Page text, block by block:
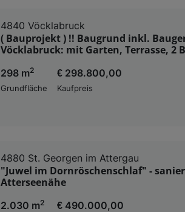
4840 Vöcklabruck
( Bauprojekt ) !! Baugrund inkl.
Vöcklabruck: mit Garten, Terrasse, 2
298 m2
Grundfläche
€ 298.800,00
Kaufpreis
4880 St. Georgen im Attergau
"Juwel im Dornröschenschlaf" -
Atterseenähe
2.030 m2
€ 490.000,00